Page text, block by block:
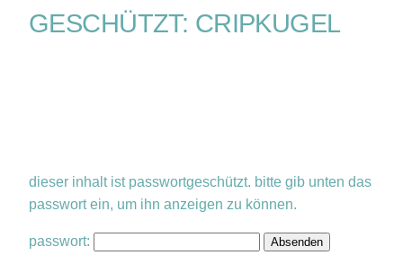
GESCHÜTZT: CRIPKUGEL
dieser inhalt ist passwortgeschützt. bitte gib unten das
passwort ein, um ihn anzeigen zu können.
passwort: